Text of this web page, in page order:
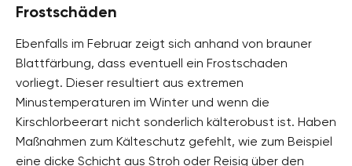
Frostschäden
Ebenfalls im Februar zeigt sich anhand von brauner
Blattfärbung, dass eventuell ein Frostschaden
vorliegt. Dieser resultiert aus extremen
Minustemperaturen im Winter und wenn die
Kirschlorbeerart nicht sonderlich kälterobust ist. Haben
Maßnahmen zum Kälteschutz gefehlt, wie zum Beispiel
eine dicke Schicht aus Stroh oder Reisig über den